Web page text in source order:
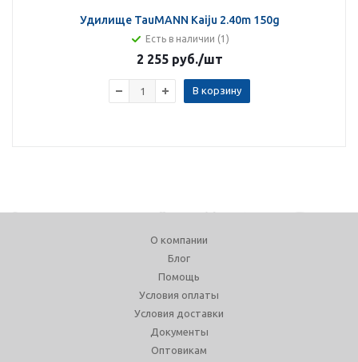
Удилище TauMANN Kaiju 2.40m 150g
Есть в наличии (1)
2 255 руб./шт
В корзину
О компании
Блог
Помощь
Условия оплаты
Условия доставки
Документы
Оптовикам